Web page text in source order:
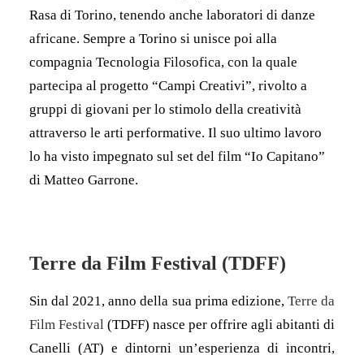
Rasa di Torino, tenendo anche laboratori di danze
africane. Sempre a Torino si unisce poi alla
compagnia Tecnologia Filosofica, con la quale
partecipa al progetto “Campi Creativi”, rivolto a
gruppi di giovani per lo stimolo della creatività
attraverso le arti performative. Il suo ultimo lavoro
lo ha visto impegnato sul set del film “Io Capitano”
di Matteo Garrone.
Terre da Film Festival (TDFF)
Sin dal 2021, anno della sua prima edizione, Terre da
Film Festival (TDFF) nasce per offrire agli abitanti di
Canelli (AT) e dintorni un’esperienza di incontri,